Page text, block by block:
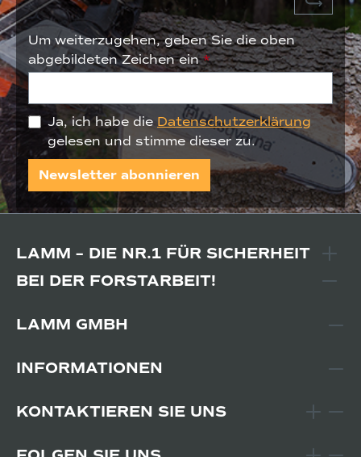
Um weiterzugehen, geben Sie die oben
abgebildeten Zeichen ein*
Ja, ich habe die Datenschutzerklärung
gelesen und stimme dieser zu.
Newsletter abonnieren
LAMM – DIE NR.1 FÜR SICHERHEIT
BEI DER FORSTARBEIT!
LAMM GMBH
INFORMATIONEN
KONTAKTIEREN SIE UNS